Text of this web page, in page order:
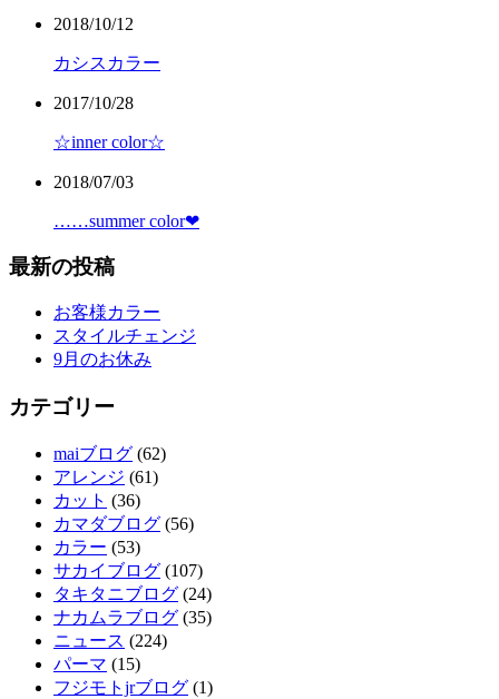
2018/10/12
カシスカラー
2017/10/28
☆inner color☆
2018/07/03
……summer color❤︎
最新の投稿
お客様カラー
スタイルチェンジ
9月のお休み
カテゴリー
maiブログ (62)
アレンジ (61)
カット (36)
カマダブログ (56)
カラー (53)
サカイブログ (107)
タキタニブログ (24)
ナカムラブログ (35)
ニュース (224)
パーマ (15)
フジモトjrブログ (1)